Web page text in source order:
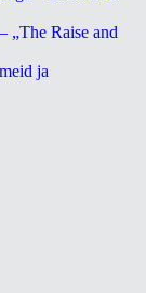
„The Raise and
ja